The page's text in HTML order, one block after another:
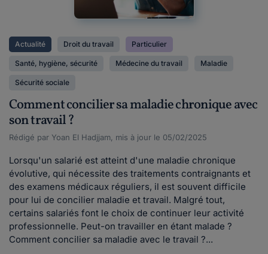
Actualité Droit du travail Particulier
Santé, hygiène, sécurité Médecine du travail Maladie
Sécurité sociale
Comment concilier sa maladie chronique avec
son travail ?
Rédigé par Yoan El Hadjjam, mis à jour le 05/02/2025
Lorsqu'un salarié est atteint d'une maladie chronique
évolutive, qui nécessite des traitements contraignants et
des examens médicaux réguliers, il est souvent difficile
pour lui de concilier maladie et travail. Malgré tout,
certains salariés font le choix de continuer leur activité
professionnelle. Peut-on travailler en étant malade ?
Comment concilier sa maladie avec le travail ?...